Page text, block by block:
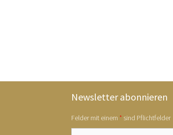
Newsletter abonnieren
Felder mit einem *sind Pflichtfelder